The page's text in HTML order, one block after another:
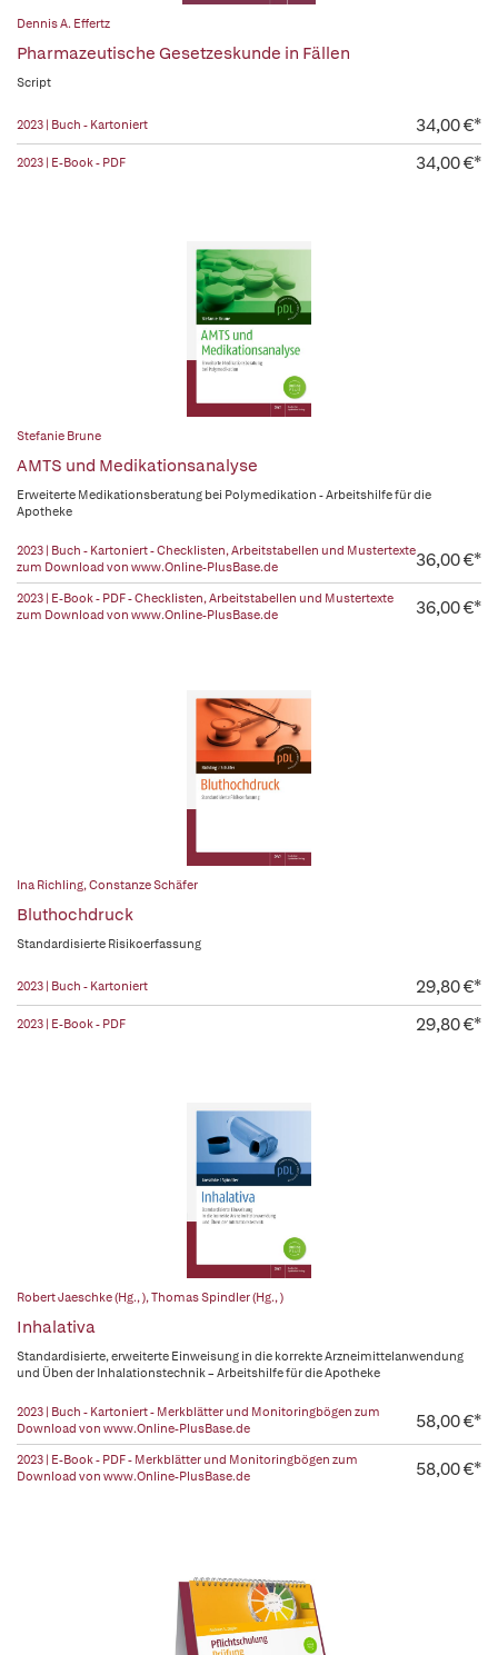
Dennis A. Effertz
Pharmazeutische Gesetzeskunde in Fällen
Script
2023 | Buch - Kartoniert 34,00 €*
2023 | E-Book - PDF 34,00 €*
Stefanie Brune
AMTS und Medikationsanalyse
Erweiterte Medikationsberatung bei Polymedikation - Arbeitshilfe für die
Apotheke
2023 | Buch - Kartoniert - Checklisten, Arbeitstabellen und Mustertexte
zum Download von www.Online-PlusBase.de
36,00 €*
2023 | E-Book - PDF - Checklisten, Arbeitstabellen und Mustertexte
zum Download von www.Online-PlusBase.de
36,00 €*
Ina Richling,Constanze Schäfer
Bluthochdruck
Standardisierte Risikoerfassung
2023 | Buch - Kartoniert 29,80 €*
2023 | E-Book - PDF 29,80 €*
Robert Jaeschke (Hg., ),Thomas Spindler (Hg., )
Inhalativa
Standardisierte, erweiterte Einweisung in die korrekte Arzneimittelanwendung
und Üben der Inhalationstechnik – Arbeitshilfe für die Apotheke
2023 | Buch - Kartoniert - Merkblätter und Monitoringbögen zum
Download von www.Online-PlusBase.de
58,00 €*
2023 | E-Book - PDF - Merkblätter und Monitoringbögen zum
Download von www.Online-PlusBase.de
58,00 €*